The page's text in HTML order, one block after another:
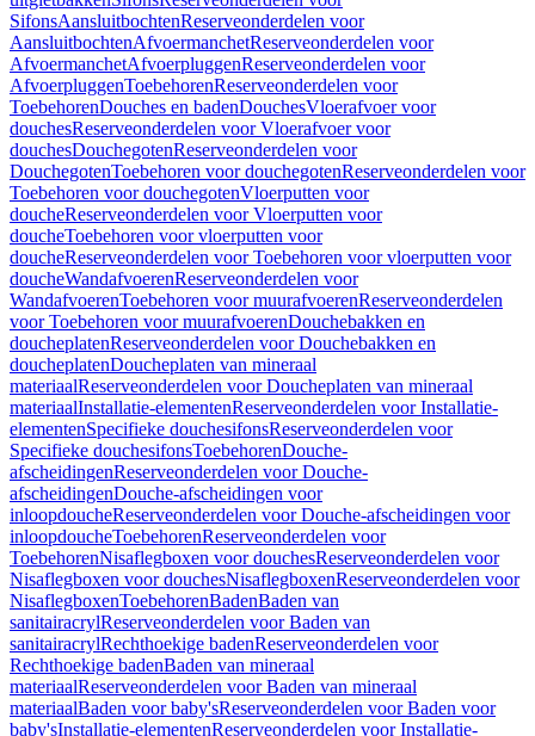
SifonsAansluitbochtenReserveonderdelen voor
AansluitbochtenAfvoermanchetReserveonderdelen voor
AfvoermanchetAfvoerpluggenReserveonderdelen voor
AfvoerpluggenToebehorenReserveonderdelen voor
ToebehorenDouches en badenDouchesVloerafvoer voor
douchesReserveonderdelen voor Vloerafvoer voor
douchesDouchegotenReserveonderdelen voor
DouchegotenToebehoren voor douchegotenReserveonderdelen voor
Toebehoren voor douchegotenVloerputten voor
doucheReserveonderdelen voor Vloerputten voor
doucheToebehoren voor vloerputten voor
doucheReserveonderdelen voor Toebehoren voor vloerputten voor
doucheWandafvoerenReserveonderdelen voor
WandafvoerenToebehoren voor muurafvoerenReserveonderdelen
voor Toebehoren voor muurafvoerenDouchebakken en
doucheplatenReserveonderdelen voor Douchebakken en
doucheplatenDoucheplaten van mineraal
materiaalReserveonderdelen voor Doucheplaten van mineraal
materiaalInstallatie-elementenReserveonderdelen voor Installatie-
elementenSpecifieke douchesifonsReserveonderdelen voor
Specifieke douchesifonsToebehorenDouche-
afscheidingenReserveonderdelen voor Douche-
afscheidingenDouche-afscheidingen voor
inloopdoucheReserveonderdelen voor Douche-afscheidingen voor
inloopdoucheToebehorenReserveonderdelen voor
ToebehorenNisaflegboxen voor douchesReserveonderdelen voor
Nisaflegboxen voor douchesNisaflegboxenReserveonderdelen voor
NisaflegboxenToebehorenBadenBaden van
sanitairacrylReserveonderdelen voor Baden van
sanitairacrylRechthoekige badenReserveonderdelen voor
Rechthoekige badenBaden van mineraal
materiaalReserveonderdelen voor Baden van mineraal
materiaalBaden voor baby'sReserveonderdelen voor Baden voor
baby'sInstallatie-elementenReserveonderdelen voor Installatie-